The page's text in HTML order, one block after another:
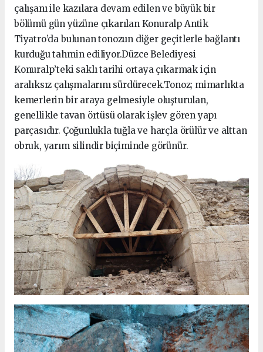
çalışanı ile kazılara devam edilen ve büyük bir
bölümü gün yüzüne çıkarılan Konuralp Antik
Tiyatro’da bulunan tonozun diğer geçitlerle bağlantı
kurduğu tahmin ediliyor.Düzce Belediyesi
Konuralp’teki saklı tarihi ortaya çıkarmak için
aralıksız çalışmalarını sürdürecek.Tonoz; mimarlıkta
kemerlerin bir araya gelmesiyle oluşturulan,
genellikle tavan örtüsü olarak işlev gören yapı
parçasıdır. Çoğunlukla tuğla ve harçla örülür ve alttan
obruk, yarım silindir biçiminde görünür.